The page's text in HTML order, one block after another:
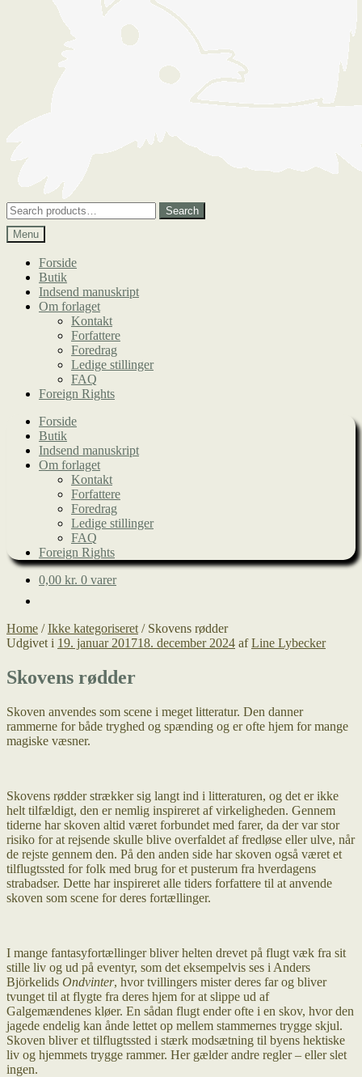
Search
for:
Search
Menu
Forside
Butik
Indsend manuskript
Om forlaget
Kontakt
Forfattere
Foredrag
Ledige stillinger
FAQ
Foreign Rights
Forside
Butik
Indsend manuskript
Om forlaget
Kontakt
Forfattere
Foredrag
Ledige stillinger
FAQ
Foreign Rights
0,00 kr. 0 varer
Home /Ikke kategoriseret / Skovens rødder
Udgivet i 19. januar 201718. december 2024 afLine Lybecker
Skovens rødder
Skoven anvendes som scene i meget litteratur. Den danner
rammerne for både tryghed og spænding og er ofte hjem for mange
magiske væsner.
Skovens rødder strækker sig langt ind i litteraturen, og det er ikke
helt tilfældigt, den er nemlig inspireret af virkeligheden. Gennem
tiderne har skoven altid været forbundet med farer, da der var stor
risiko for at rejsende skulle blive overfaldet af fredløse eller ulve, når
de rejste gennem den. På den anden side har skoven også været et
tilflugtssted for folk med brug for et pusterum fra hverdagens
strabadser. Dette har inspireret alle tiders forfattere til at anvende
skoven som scene for deres fortællinger.
I mange fantasyfortællinger bliver helten drevet på flugt væk fra sit
stille liv og ud på eventyr, som det eksempelvis ses i Anders
Björkelids Ondvinter, hvor tvillingers mister deres far og bliver
tvunget til at flygte fra deres hjem for at slippe ud af
Galgemændenes kløer. En sådan flugt ender ofte i en skov, hvor den
jagede endelig kan ånde lettet op mellem stammernes trygge skjul.
Skoven bliver et tilflugtssted i stærk modsætning til byens hektiske
liv og hjemmets trygge rammer. Her gælder andre regler – eller slet
ingen.